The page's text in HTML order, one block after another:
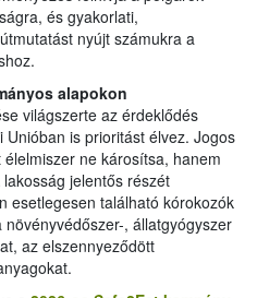
és gyakorlati,
nyújt számukra a
alapokon
világszerte az érdeklődés
is prioritást élvez. Jogos
ne károsítsa, hanem
jelentős részét
esetlegesen található kórokozók
, állatgyógyszer
az elszennyeződött